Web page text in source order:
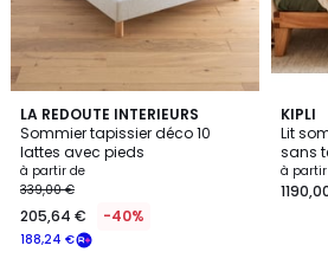
LA REDOUTE INTERIEURS
Sommier tapissier déco 10
lattes avec pieds
à partir de
188,24 €
339,00 €
205,64 € -40%
4,4
/ 5
2
Couleurs
KIPLI
Lit
sans
à
2
/
5